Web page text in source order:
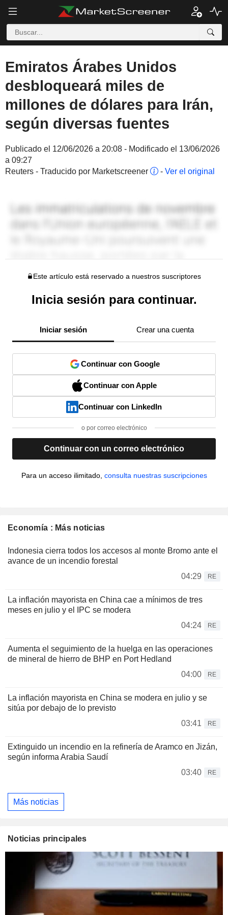
Emiratos Árabes Unidos
desbloqueará miles de
millones de dólares para Irán,
según diversas fuentes
Publicado el 12/06/2026 a 20:08 - Modificado el 13/06/2026
a 09:27
Reuters - Traducido por Marketscreener
- Ver el original
Este artículo está reservado a nuestros suscriptores
Inicia sesión para continuar.
Iniciar sesión Crear una cuenta
Continuar con Google
Continuar con Apple
Continuar con LinkedIn
o por correo electrónico
Continuar con un correo electrónico
Para un acceso ilimitado, consulta nuestras suscripciones
Economía : Más noticias
Indonesia cierra todos los accesos al monte Bromo ante el
avance de un incendio forestal
04:29
RE
La inflación mayorista en China cae a mínimos de tres
meses en julio y el IPC se modera
04:24
RE
Aumenta el seguimiento de la huelga en las operaciones
de mineral de hierro de BHP en Port Hedland
04:00
RE
La inflación mayorista en China se modera en julio y se
sitúa por debajo de lo previsto
03:41
RE
Extinguido un incendio en la refinería de Aramco en Jizán,
según informa Arabia Saudí
03:40
RE
Más noticias
Noticias principales